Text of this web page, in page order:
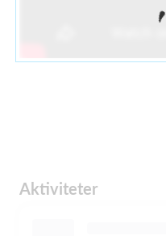
Aktiviteter